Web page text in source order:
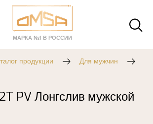
МАРКА №1 В РОССИИ
продукции
Для мужчин
PV Лонгслив мужской